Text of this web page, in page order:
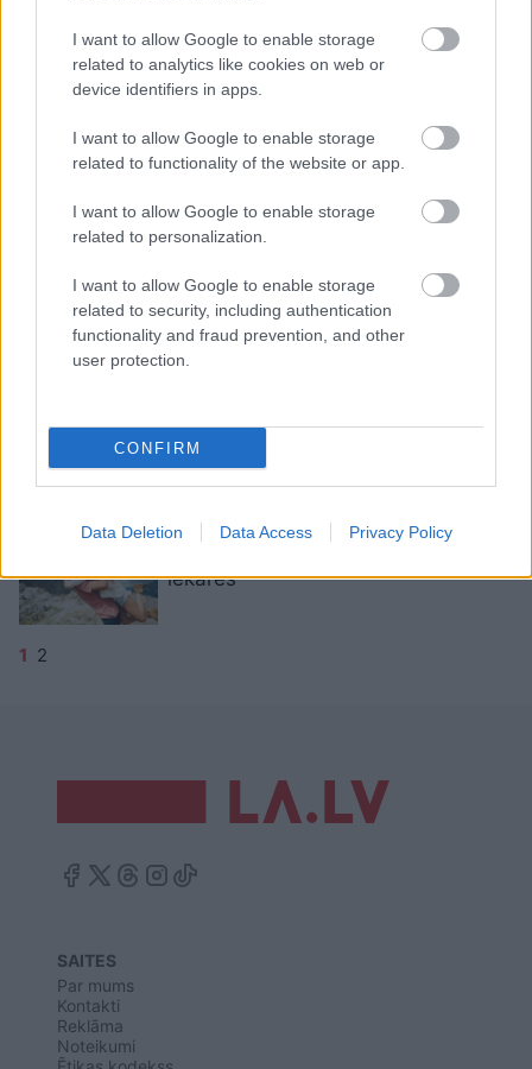
I want to allow Google to enable storage
related to analytics like cookies on web or
device identifiers in apps.
I want to allow Google to enable storage
related to functionality of the website or app.
I want to allow Google to enable storage
related to personalization.
I want to allow Google to enable storage
related to security, including authentication
functionality and fraud prevention, and other
user protection.
CONFIRM
Data Deletion Data Access Privacy Policy
FOTO: Kiviča un Skulmes sāga
turpinās: abi sev uztetovējuši viens
precējies, bet fotografējas ar jauno
mīļoto
6 lietas, ko gudras sievietes dara
jau pirms attiecību uzsākšanas
Spēkavīrs Raivis Vidzis atkal
iemīlējies
iekāres
1 2
SAITES
Par mums
Kontakti
Reklāma
Noteikumi